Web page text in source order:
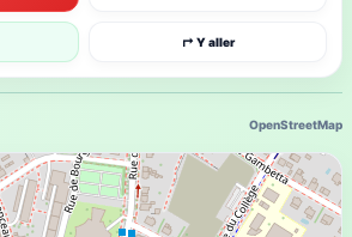
OpenStreetMap
↱ Y aller